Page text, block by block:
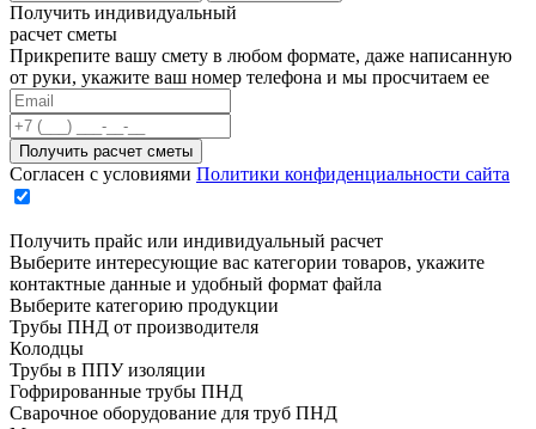
Получить индивидуальный
расчет сметы
Прикрепите вашу смету в любом формате, даже написанную
от руки, укажите ваш номер телефона и мы просчитаем ее
Согласен с условиями Политики конфиденциальности сайта
Получить прайс или индивидуальный расчет
Выберите интересующие вас категории товаров, укажите
контактные данные и удобный формат файла
Выберите категорию продукции
Трубы ПНД от производителя
Колодцы
Трубы в ППУ изоляции
Гофрированные трубы ПНД
Сварочное оборудование для труб ПНД